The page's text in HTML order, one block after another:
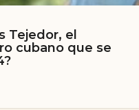
Tejedor, el
cubano que se